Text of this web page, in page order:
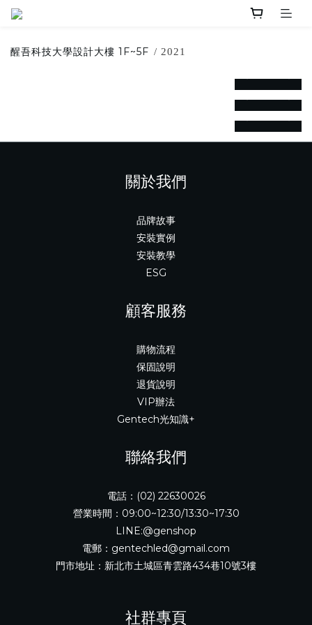
醒吾科技大學設計大樓 1F~5F / 2021
prev
next
prev
next
關於我們
品牌故事
安裝實例
安裝教學
ESG
顧客服務
購物流程
保固說明
退貨說明
VIP辦法
Gentech光知識+
聯絡我們
電話：(02) 22630026
營業時間：09:00~12:30/13:30~17:30
LINE:@genshop
電郵：gentechled@gmail.com
門市地址：新北市土城區青雲路434巷10號3樓
社群專頁